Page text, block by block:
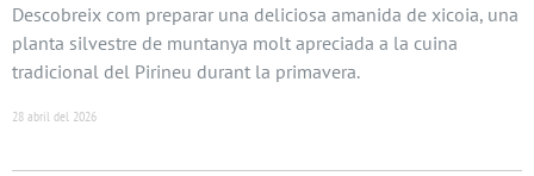
Descobreix com preparar una deliciosa amanida de xicoia, una
planta silvestre de muntanya molt apreciada a la cuina
tradicional del Pirineu durant la primavera.
28 abril del 2026